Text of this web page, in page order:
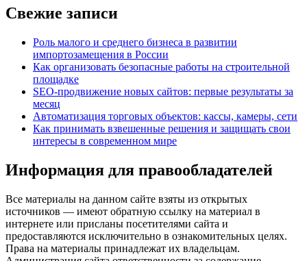
Свежие записи
Роль малого и среднего бизнеса в развитии
импортозамещения в России
Как организовать безопасные работы на строительной
площадке
SEO-продвижение новых сайтов: первые результаты за
месяц
Автоматизация торговых объектов: кассы, камеры, сети
Как принимать взвешенные решения и защищать свои
интересы в современном мире
Информация для правообладателей
Все материалы на данном сайте взяты из открытых
источников — имеют обратную ссылку на материал в
интернете или присланы посетителями сайта и
предоставляются исключительно в ознакомительных целях.
Права на материалы принадлежат их владельцам.